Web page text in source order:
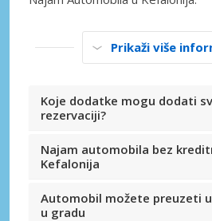
Prikaži više
Koje dodatke mogu dodati
rezervaciji?
Najam automobila bez
Kefalonija
Automobil možete preuzeti
u gradu